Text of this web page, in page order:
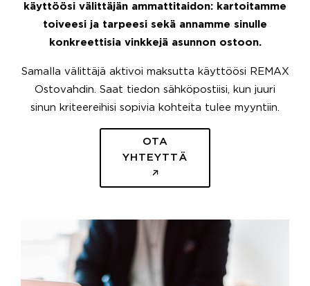
käyttöösi välittäjän ammattitaidon: kartoitamme
toiveesi ja tarpeesi sekä annamme sinulle
konkreettisia vinkkejä asunnon ostoon.
Samalla välittäjä aktivoi maksutta käyttöösi REMAX
Ostovahdin. Saat tiedon sähköpostiisi, kun juuri
sinun kriteereihisi sopivia kohteita tulee myyntiin.
OTA
YHTEYTTÄ